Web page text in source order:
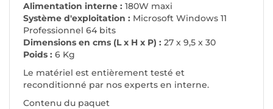
Alimentation interne : 180W maxi
Système d'exploitation : Microsoft Windows 11
Professionnel 64 bits
Dimensions en cms (L x H x P) : 27 x 9,5 x 30
Poids : 6 Kg
Le matériel est entièrement testé et
reconditionné par nos experts en interne.
Contenu du paquet